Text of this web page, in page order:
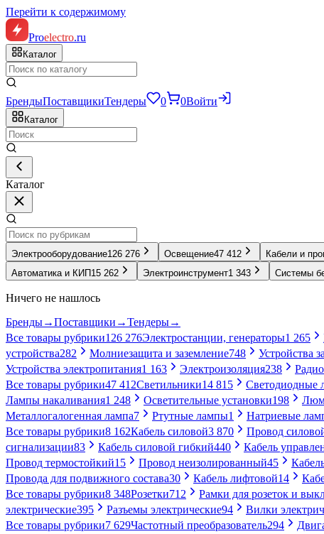
Перейти к содержимому
Proelectro.ru
Каталог
БрендыПоставщикиТендеры 0 0Войти
Каталог
Каталог
Электрооборудование126 276 Освещение47 412 Кабели и
Автоматика и КИП 15 262 Электроинструмент1 343 Системы
Ничего не нашлось
Бренды→Поставщики →Тендеры→
Все товары рубрики126 276Электростанции, генераторы1 265
устройства282 Молниезащита и заземление748 Устройства
Устройства электропитания1 163 Электроизоляция238
Все товары рубрики47 412Светильники14 815 Светодиодные
Лампы накаливания1 248 Осветительные установки198
Металлогалогенная лампа7 Ртутные лампы1 Натриевые
Все товары рубрики8 162Кабель силовой3 870 Провод
сигнализации83 Кабель силовой гибкий440 Кабель
Провод термостойкий15 Провод неизолированный45
Провода для подвижного состава30 Кабель лифтовой14
Все товары рубрики8 348Розетки712 Рамки для розеток и
электрические395 Разъемы электрические94 Вилки
Все товары рубрики7 629Частотный преобразователь294